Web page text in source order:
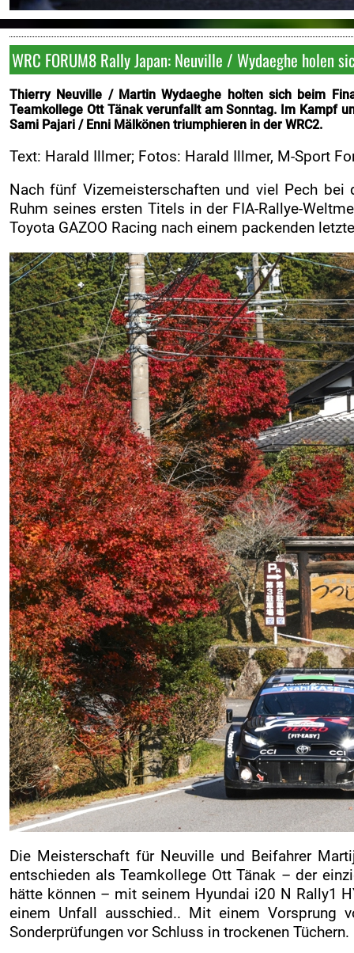
Kontakt
Impressum
ORM
ARC
WRC FORUM8 Rally Japan: Neuville / Wydaeghe holen
Thierry Neuville / Martin Wydaeghe holten sich beim
Teamkollege Ott Tänak verunfallt am Sonntag. Im Kampf
Sami Pajari / Enni Mälkönen triumphieren in der WRC2.
Text: Harald Illmer; Fotos: Harald Illmer, M-Sport
Nach fünf Vizemeisterschaften und viel Pech
Ruhm seines ersten Titels in der FIA-Rallye-
Toyota GAZOO Racing nach einem packenden
Die Meisterschaft für Neuville und Beifahrer
entschieden als Teamkollege Ott Tänak – der
hätte können – mit seinem Hyundai i20 N Rally1
einem Unfall ausschied.. Mit einem Vorsprung
Sonderprüfungen vor Schluss in trockenen Tüchern.